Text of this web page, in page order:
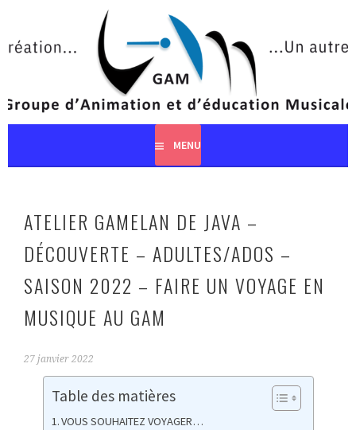
contenu
MENU
ATELIER GAMELAN DE JAVA –
DÉCOUVERTE – ADULTES/ADOS –
SAISON 2022 – FAIRE UN VOYAGE EN
MUSIQUE AU GAM
27 janvier 2022
Table des matières
VOUS SOUHAITEZ VOYAGER…